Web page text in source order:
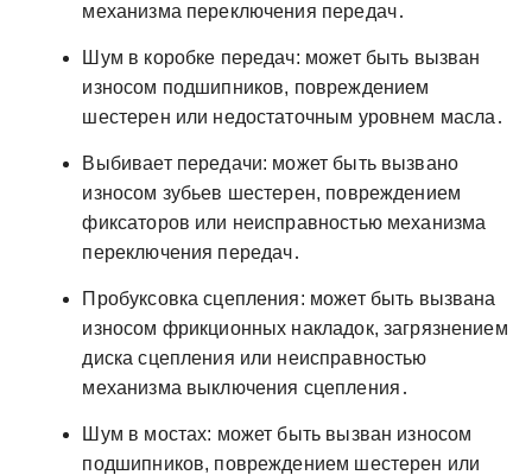
механизма переключения передач․
Шум в коробке передач: может быть вызван
износом подшипников, повреждением
шестерен или недостаточным уровнем масла․
Выбивает передачи: может быть вызвано
износом зубьев шестерен, повреждением
фиксаторов или неисправностью механизма
переключения передач․
Пробуксовка сцепления: может быть вызвана
износом фрикционных накладок, загрязнением
диска сцепления или неисправностью
механизма выключения сцепления․
Шум в мостах: может быть вызван износом
подшипников, повреждением шестерен или